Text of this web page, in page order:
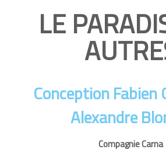
LE
Conception Fabien
Alexandre
Compagnie Carna